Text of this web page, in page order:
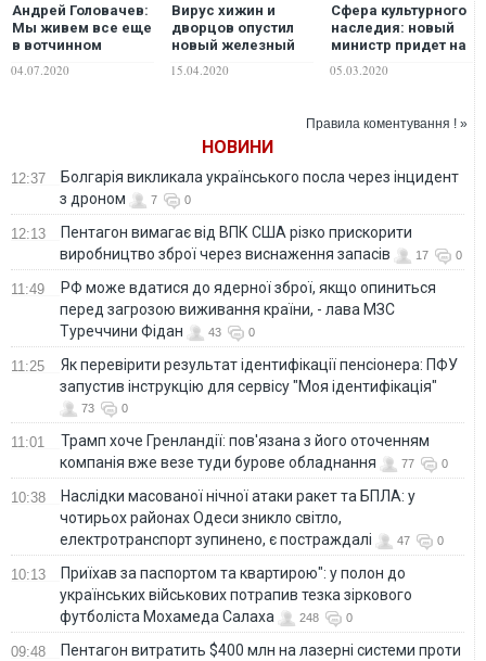
Андрей Головачев:
Мы живем все еще
в вотчинном
котором нет
04.07.2020
Вирус хижин и
дворцов опустил
новый железный
15.04.2020
Сфера культурного
наследия: новый
министр придет на
05.03.2020
Правила коментування ! »
НОВИНИ
12:37
Болгарія викликала українського посла через інцидент
з дроном
7 0
12:13
Пентагон вимагає від ВПК США різко прискорити
виробництво зброї через виснаження запасів
17 0
11:49
РФ може вдатися до ядерної зброї, якщо опиниться
перед загрозою виживання країни, - лава МЗС
Туреччини Фідан
43 0
11:25
Як перевірити результат ідентифікації пенсіонера: ПФУ
запустив інструкцію для сервісу "Моя ідентифікація"
73 0
11:01
Трамп хоче Гренландії: пов'язана з його оточенням
компанія вже везе туди бурове обладнання
77 0
10:38
Наслідки масованої нічної атаки ракет та БПЛА: у
чотирьох районах Одеси зникло світло,
електротранспорт зупинено, є постраждалі
47 0
10:13
Приїхав за паспортом та квартирою": у полон до
українських військових потрапив тезка зіркового
футболіста Мохамеда Салаха
248 0
09:48
Пентагон витратить $400 млн на лазерні системи проти